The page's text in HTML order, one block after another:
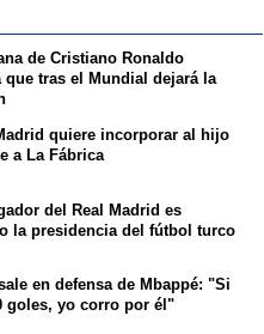
de Cristiano Ronaldo
que tras el Mundial dejará la
quiere incorporar al hijo
a La Fábrica
del Real Madrid es
la presidencia del fútbol turco
en defensa de Mbappé: "Si
goles, yo corro por él"